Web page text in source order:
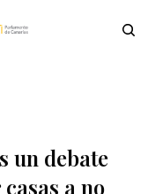
un debate
a no